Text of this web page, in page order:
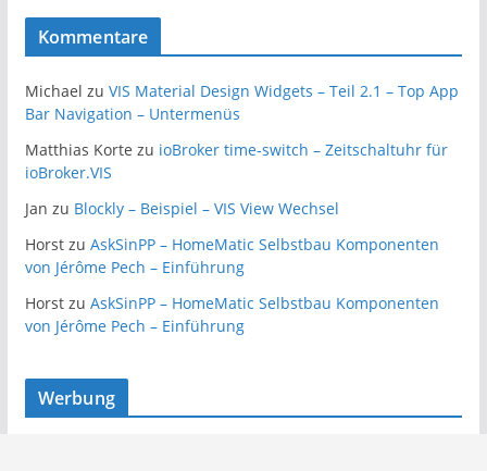
Kommentare
Michael zu VIS Material Design Widgets – Teil 2.1 – Top App
Bar Navigation – Untermenüs
Matthias Korte zu ioBroker time-switch – Zeitschaltuhr für
ioBroker.VIS
Jan zu Blockly – Beispiel – VIS View Wechsel
Horstzu AskSinPP – HomeMatic Selbstbau Komponenten
von Jérôme Pech – Einführung
Horstzu AskSinPP – HomeMatic Selbstbau Komponenten
von Jérôme Pech – Einführung
Werbung